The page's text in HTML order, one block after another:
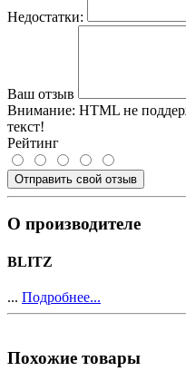
Недостатки:
Ваш отзыв
Внимание: HTML не
текст!
Рейтинг
Отправить свой отзыв
О производителе
BLITZ
... Подробнее...
Похожие товары